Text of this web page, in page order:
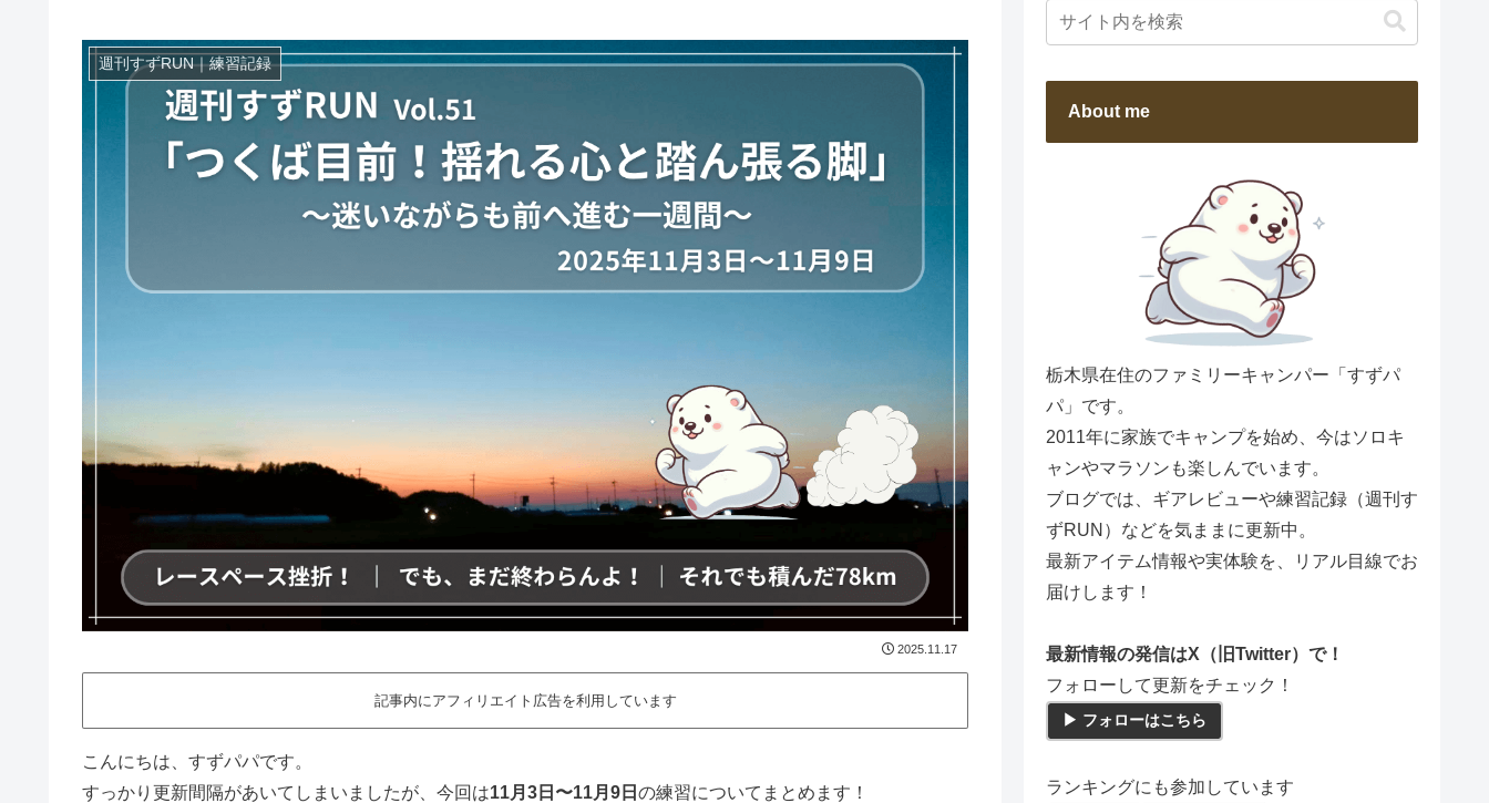
週刊すずRUN｜練習記録
2025.11.17
記事内にアフィリエイト広告を利用しています
こんにちは、すずパパです。
すっかり更新間隔があいてしまいましたが、今回は11月3日〜11月9日 の練習についてまとめます！
About me
栃木県在住のファミリーキャンパー「すずパ
パ」です。
2011年に家族でキャンプを始め、今はソロキ
ャンやマラソンも楽しんでいます。
ブログでは、ギアレビューや練習記録（週刊す
ずRUN）などを気ままに更新中。
最新アイテム情報や実体験を、リアル目線でお
届けします！
最新情報の発信はX（旧Twitter）で！
フォローして更新をチェック！
▶ フォローはこちら
ランキングにも参加しています